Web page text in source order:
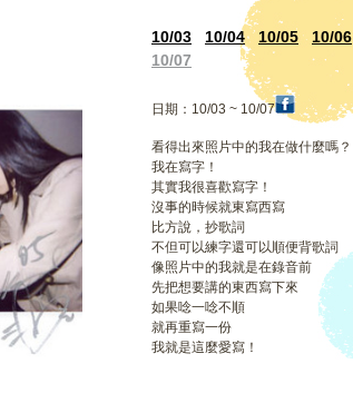
10/03 10/04 10/05
10/06
10/07
日期：10/03 ~ 10/07
看得出來照片中的我在做什麼嗎？
我在寫字！
其實我很喜歡寫字！
沒事的時候就東寫西寫
比方說，抄歌詞
不但可以練字還可以順便背歌詞
像照片中的我就是在錄音前
先把想要講的東西寫下來
如果唸一唸不順
就再重寫一份
我就是這麼愛寫！